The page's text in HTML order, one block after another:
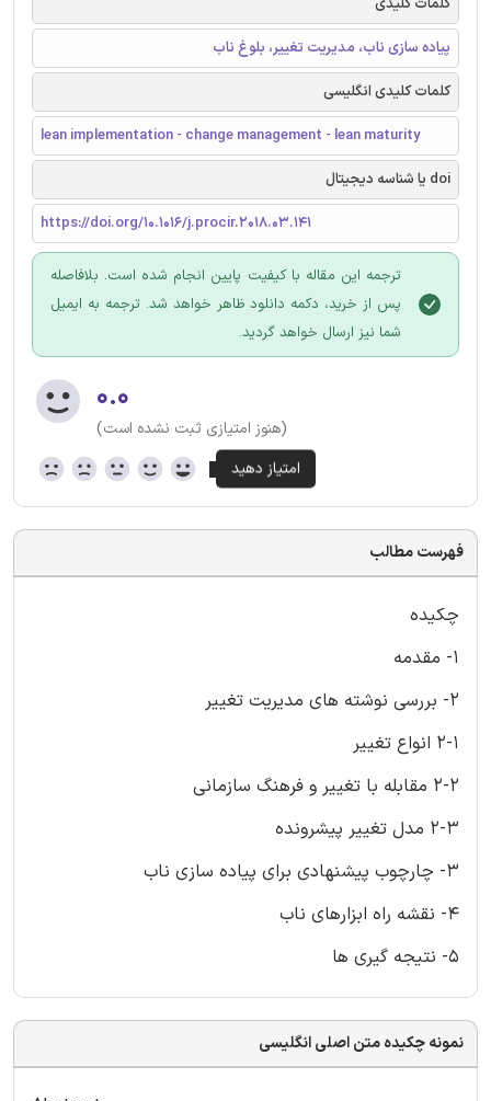
پیاده سازی ناب، مدیریت تغییر، بلوغ ناب
کلمات کلیدی انگلیسی
lean implementation - change management - lean maturity
doi یا شناسه دیجیتال
https://doi.org/10.1016/j.procir.2018.03.141
ترجمه این مقاله با کیفیت پایین انجام شده است. بلافاصله
پس از خرید، دکمه دانلود ظاهر خواهد شد. ترجمه به ایمیل
شما نیز ارسال خواهد گردید.
۰.۰
(هنوز امتیازی ثبت نشده است)
فهرست مطالب
چکیده
1- مقدمه
2- بررسی نوشته های مدیریت تغییر
2-1 انواع تغییر
2-2 مقابله با تغییر و فرهنگ سازمانی
2-3 مدل تغییر پیشرونده
3- چارچوب پیشنهادی برای پیاده سازی ناب
4- نقشه راه ابزارهای ناب
5- نتیجه گیری ها
نمونه چکیده متن اصلی انگلیسی